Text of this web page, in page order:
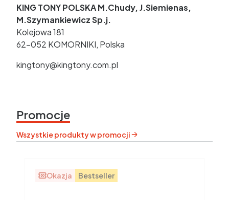
KING TONY POLSKA M.Chudy, J.Siemienas,
M.Szymankiewicz Sp.j.
Kolejowa 181
62-052 KOMORNIKI, Polska
kingtony@kingtony.com.pl
Promocje
Wszystkie produkty w promocji
Okazja Bestseller